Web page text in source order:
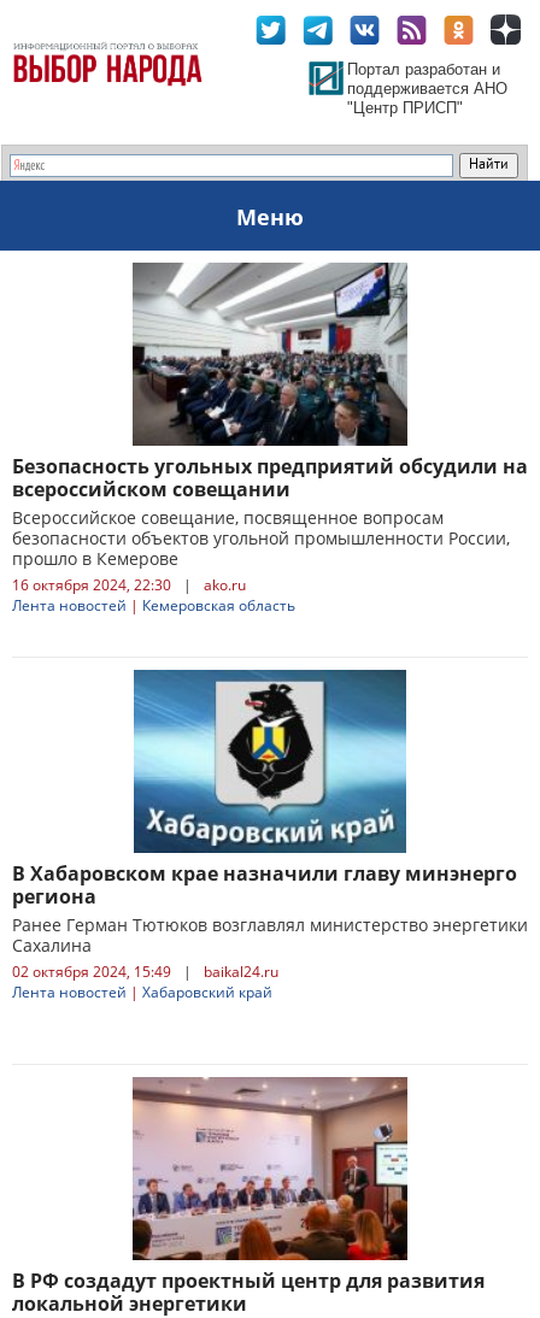
Портал разработан и
поддерживается АНО
"Центр ПРИСП"
Меню
Безопасность угольных предприятий обсудили на
всероссийском совещании
Всероссийское совещание, посвященное вопросам
безопасности объектов угольной промышленности России,
прошло в Кемерове
16 октября 2024, 22:30 |
ako.ru
Лента новостей | Кемеровская область
В Хабаровском крае назначили главу минэнерго
региона
Ранее Герман Тютюков возглавлял министерство энергетики
Сахалина
02 октября 2024, 15:49 |
baikal24.ru
Лента новостей | Хабаровский край
В РФ создадут проектный центр для развития
локальной энергетики